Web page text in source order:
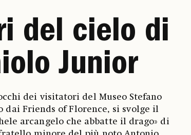
del cielo di
Junior
dei visitatori del Museo Stefano
dai Friends of Florence, si svolge il
arcangelo che abbatte il drago» di